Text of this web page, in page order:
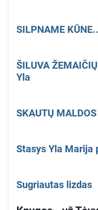
SILPNAME
ŠILUVA
Yla
SKAUTŲ
Stasys Yla Marija
Sugriautas lizdas